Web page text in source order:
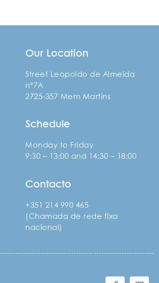
Our Location
Street Leopoldo de Almeida
nº7A
2725-357 Mem Martins
Schedule
Monday to Friday
9:30 – 13:00 and 14:30 – 18:00
Contacto
+351 214 990 465
(Chamada de rede fixa
nacional)